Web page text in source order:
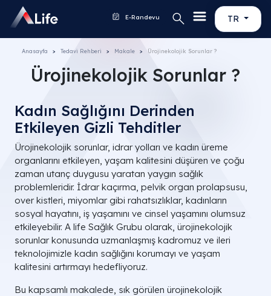
TR
E-Randevu
Anasayfa Tedavi Rehberi Makale Ürojinekolojik Sorunlar ?
Ürojinekolojik Sorunlar ?
Kadın Sağlığını Derinden
Etkileyen Gizli Tehditler
Ürojinekolojik sorunlar, idrar yolları ve kadın üreme
organlarını etkileyen, yaşam kalitesini düşüren ve çoğu
zaman utanç duygusu yaratan yaygın sağlık
problemleridir. İdrar kaçırma, pelvik organ prolapsusu,
over kistleri, miyomlar gibi rahatsızlıklar, kadınların
sosyal hayatını, iş yaşamını ve cinsel yaşamını olumsuz
etkileyebilir. A life Sağlık Grubu olarak, ürojinekolojik
sorunlar konusunda uzmanlaşmış kadromuz ve ileri
teknolojimizle kadın sağlığını korumayı ve yaşam
kalitesini artırmayı hedefliyoruz.
Bu kapsamlı makalede, sık görülen ürojinekolojik